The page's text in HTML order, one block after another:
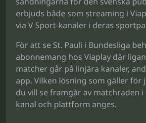
erbjuds både som streaming i
via V Sport-kanaler i deras
För att se St. Pauli i Bundesliga
abonnemang hos Viaplay där
matcher går på linjära kanaler,
app. Vilken lösning som gäller för
du vill se framgår av matchraden
kanal och plattform anges.